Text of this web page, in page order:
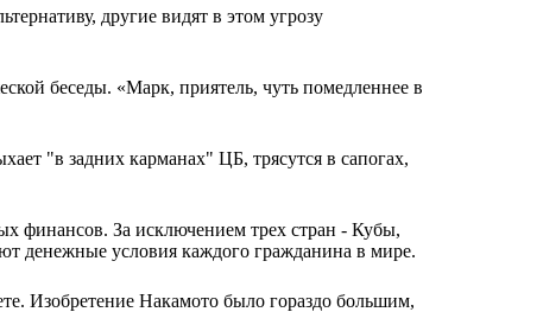
другие видят в этом угрозу
беседы. «Марк, приятель, чуть помедленнее в
"в задних карманах" ЦБ, трясутся в сапогах,
финансов. За исключением трех стран - Кубы,
денежные условия каждого гражданина в мире.
Изобретение Накамото было гораздо большим,